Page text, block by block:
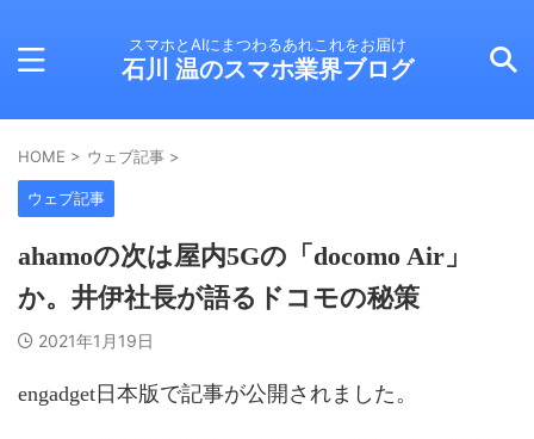
スマホとAIにまつわるあれこれをお届け
石川 温のスマホ業界ブログ
HOME > ウェブ記事 >
ウェブ記事
ahamoの次は屋内5Gの「docomo Air」
か。井伊社長が語るドコモの秘策
2021年1月19日
engadget日本版で記事が公開されました。